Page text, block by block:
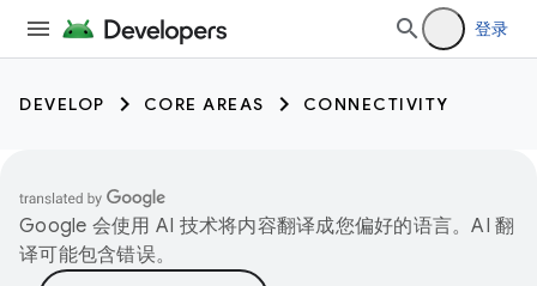
登录
DEVELOP CORE AREAS CONNECTIVITY
Google 会使用 AI 技术将内容翻译成您偏好的语言。AI 翻
译可能包含错误。